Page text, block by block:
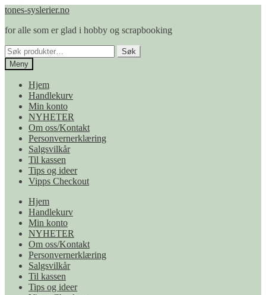
Hopp
navigasjon
Hopp
innhold
tones-syslerier.no
for alle som er glad i hobby og scrapbooking
Søk
etter:
Søk
Meny
Hjem
Handlekurv
Min konto
NYHETER
Om oss/Kontakt
Personvernerklæring
Salgsvilkår
Til kassen
Tips og ideer
Vipps Checkout
Hjem
Handlekurv
Min konto
NYHETER
Om oss/Kontakt
Personvernerklæring
Salgsvilkår
Til kassen
Tips og ideer